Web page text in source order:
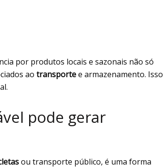
por produtos locais e sazonais não só
ao transportee armazenamento. Isso
pode gerar
ou transporte público, é uma forma